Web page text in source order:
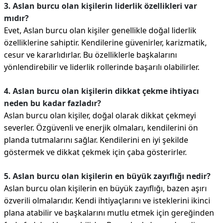
3. Aslan burcu olan kişilerin liderlik özellikleri var
mıdır?
Evet, Aslan burcu olan kişiler genellikle doğal liderlik
özelliklerine sahiptir. Kendilerine güvenirler, karizmatik,
cesur ve kararlıdırlar. Bu özelliklerle başkalarını
yönlendirebilir ve liderlik rollerinde başarılı olabilirler.
4. Aslan burcu olan kişilerin dikkat çekme ihtiyacı
neden bu kadar fazladır?
Aslan burcu olan kişiler, doğal olarak dikkat çekmeyi
severler. Özgüvenli ve enerjik olmaları, kendilerini ön
planda tutmalarını sağlar. Kendilerini en iyi şekilde
göstermek ve dikkat çekmek için çaba gösterirler.
5. Aslan burcu olan kişilerin en büyük zayıflığı nedir?
Aslan burcu olan kişilerin en büyük zayıflığı, bazen aşırı
özverili olmalarıdır. Kendi ihtiyaçlarını ve isteklerini ikinci
plana atabilir ve başkalarını mutlu etmek için gereğinden